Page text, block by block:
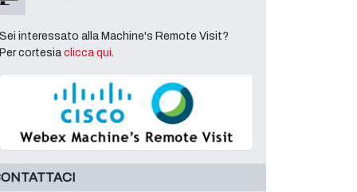
(mm)
Sei interessato alla Machine's Remote Visit?
Per cortesia clicca qui.